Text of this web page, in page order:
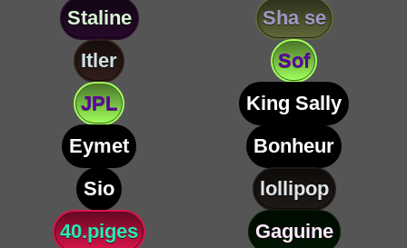
Staline
Sha se
Itler
Sof
JPL
King Sally
Eymet
Bonheur
Sio
lollipop
40.piges
Gaguine